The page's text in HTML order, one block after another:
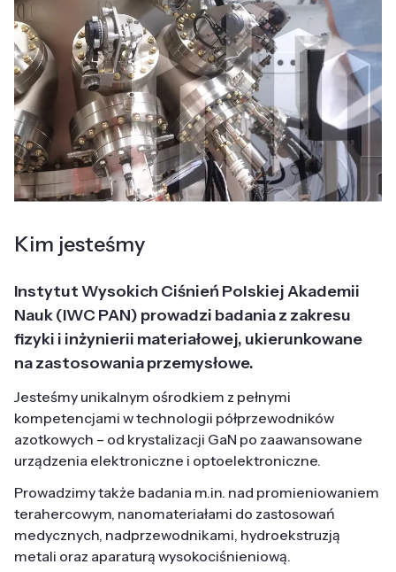
Kim jesteśmy
Instytut Wysokich Ciśnień Polskiej Akademii
Nauk (IWC PAN) prowadzi badania z zakresu
fizyki i inżynierii materiałowej, ukierunkowane
na zastosowania przemysłowe.
Jesteśmy unikalnym ośrodkiem z pełnymi
kompetencjami w technologii półprzewodników
azotkowych – od krystalizacji GaN po zaawansowane
urządzenia elektroniczne i optoelektroniczne.
Prowadzimy także badania m.in. nad promieniowaniem
terahercowym, nanomateriałami do zastosowań
medycznych, nadprzewodnikami, hydroekstruzją
metali oraz aparaturą wysokociśnieniową.